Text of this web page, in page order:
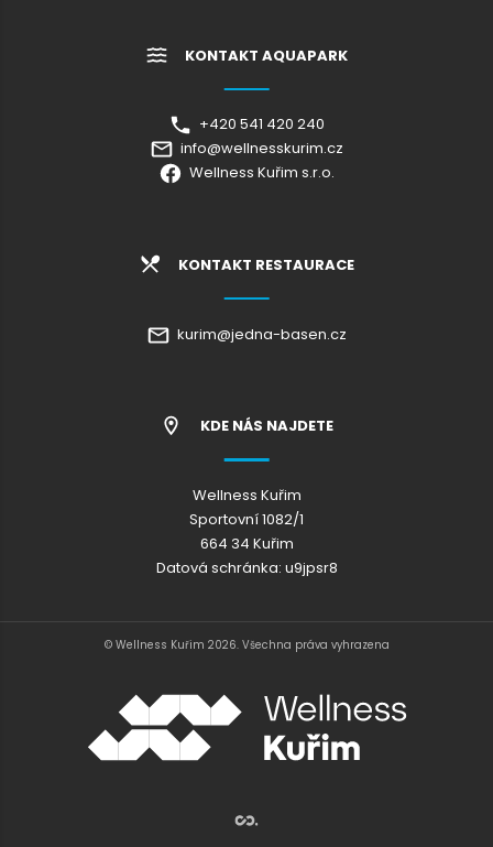
KONTAKT AQUAPARK
+420 541 420 240
info@wellnesskurim.cz
Wellness Kuřim s.r.o.
KONTAKT RESTAURACE
kurim@jedna-basen.cz
KDE NÁS NAJDETE
Wellness Kuřim
Sportovní 1082/1
664 34 Kuřim
Datová schránka: u9jpsr8
© Wellness Kuřim 2026. Všechna práva vyhrazena